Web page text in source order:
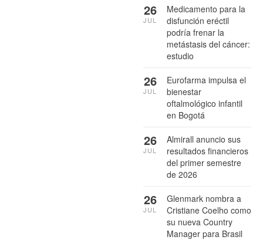
Medicamento para la
disfunción eréctil
podría frenar la
metástasis del cáncer:
estudio
26
JUL
Eurofarma impulsa el
bienestar
oftalmológico infantil
en Bogotá
26
JUL
Almirall anuncio sus
resultados financieros
del primer semestre
de 2026
26
JUL
Glenmark nombra a
Cristiane Coelho como
su nueva Country
Manager para Brasil
26
JUL